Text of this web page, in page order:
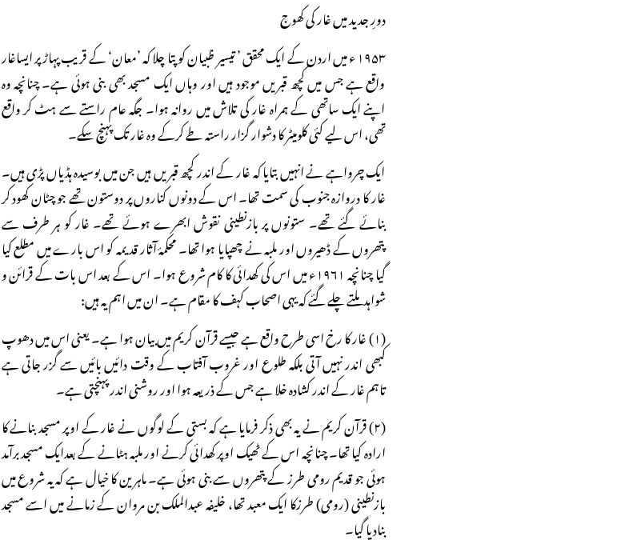
دورِ جدید میں غار کی کھوج
۱۹۵۳ء میں اردن کے ایک محقق ’ تیسیر ظبیان کو پتا چلا کہ ’معان‘ کے قریب پہاڑ پر ایساغار
واقع ہے جس میں کچھ قبریں موجود ہیں اور وہاں ایک مسجد بھی بنی ہوئی ہے۔ چنانچہ وہ
اپنے ایک ساتھی کے ہمراہ غار کی تلاش میں روانہ ہوا۔ جگہ عام راستے سے ہٹ کر واقع
تھی، اس لیے کئی کلومیٹر کا دشوار گزار راستہ طے کرکے وہ غار تک پہنچ سکے۔
ایک چرواہے نے انہیں بتایا کہ غار کے اندر کچھ قبریں ہیں جن میں بوسیدہ ہڈیاں پڑی ہیں۔
غار کا دروازہ جنوب کی سمت تھا۔ اس کے دونوں کناروں پر دوستون تھے جو چٹان کھود کر
بنائے گئے تھے۔ ستونوں پر بازنطینی نقوش ابھرے ہوئے تھے۔ غار کو ہر طرف سے
پتھروں کے ڈھیروں اور ملبہ نے چھپایا ہوا تھا۔ محکمۂ آثار قدیمہ کو اس بارے میں مطلع کیا
گیا چنانچہ ۱۹۶۱ء میں اس کی کھدائی کا کام شروع ہوا۔ اس کے بعد اس بات کے قرائن و
شواہد ملتے چلے گئے کہ یہی اصحاب کہف کا مقام ہے۔ ان میں اہم یہ ہیں:
(۱) غار کا رخ اسی طرح واقع ہے جیسے قرآن کریم میں بیان ہوا ہے۔ یعنی اس میں دھوپ
کبھی اندر نہیں آتی بلکہ طلوع اور غروب آفتاب کے وقت دائیں بائیں سے گزر جاتی ہے
تاہم غار کے اندر کشادہ خلا ہے جس کے ذریعہ ہوا اور روشنی اندر پہنچتی ہے۔
(۲) قرآن کریم نے یہ بھی ذکر فرمایا ہے کہ بستی کے لوگوں نے غار کے اوپر مسجد بنانے کا
ارادہ کیا تھا۔ چنانچہ اس کے ٹھیک اوپر کھدائی کرنے اور ملبہ ہٹانے کے بعدایک مسجد برآمد
ہوئی جو قدیم رومی طرز کے پتھروں سے بنی ہوئی ہے۔ ماہرین کا خیال ہے کہ یہ شروع میں
بازنطینی (رومی) طرزکا ایک معبد تھا، خلیفہ عبدالملک بن مروان کے زمانے میں اسے مسجد
بنادیا گیا۔